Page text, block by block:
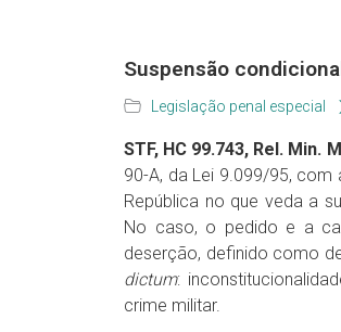
Suspensão
Legislação penal especial
STF, HC 99.743, Rel. Min.
90-A, da Lei 9.099/95,
República no que veda a
No caso, o pedido e a
deserção, definido como
dictum:
crime militar.